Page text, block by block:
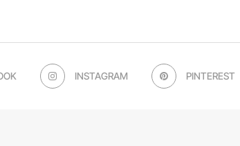
INSTAGRAM PINTEREST